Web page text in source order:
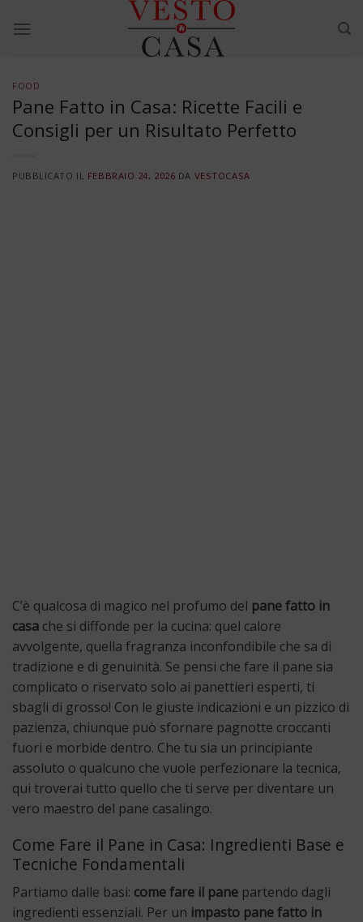
FOOD
Pane Fatto in Casa: Ricette Facili e
Consigli per un Risultato Perfetto
PUBBLICATO IL FEBBRAIO 24, 2026 DA VESTOCASA
C’è qualcosa di magico nel profumo del pane fatto in
casa che si diffonde per la cucina: quel calore
avvolgente, quella fragranza inconfondibile che sa di
tradizione e di genuinità. Se pensi che fare il pane sia
complicato o riservato solo ai panettieri esperti, ti
sbagli di grosso! Con le giuste indicazioni e un pizzico di
pazienza, chiunque può sfornare pagnotte croccanti
fuori e morbide dentro. Che tu sia un principiante
assoluto o qualcuno che vuole perfezionare la tecnica,
qui troverai tutto quello che ti serve per diventare un
vero maestro del pane casalingo.
Come Fare il Pane in Casa: Ingredienti Base e
Tecniche Fondamentali
Partiamo dalle basi: come fare il pane partendo dagli
ingredienti essenziali. Per un impasto pane fatto in